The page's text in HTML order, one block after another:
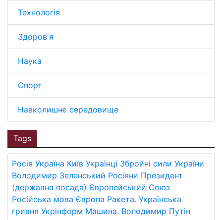
Технологія
Здоров'я
Наука
Спорт
Навколишнє середовище
Tags
Росія Україна Київ Українці Збройні сили України
Володимир Зеленський Росіяни Президент
(державна посада) Європейський Союз
Російська мова Європа Ракета. Українська
гривня Укрінформ Машина. Володимир Путін